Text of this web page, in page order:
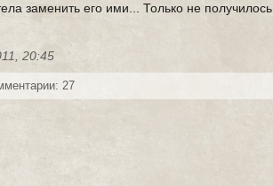
заменить его ими... Только не получилось.
20:45
27